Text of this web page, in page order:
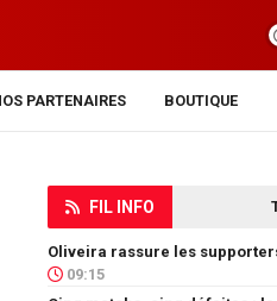
PARTENAIRES BOUTIQUE
FIL INFO
09:15